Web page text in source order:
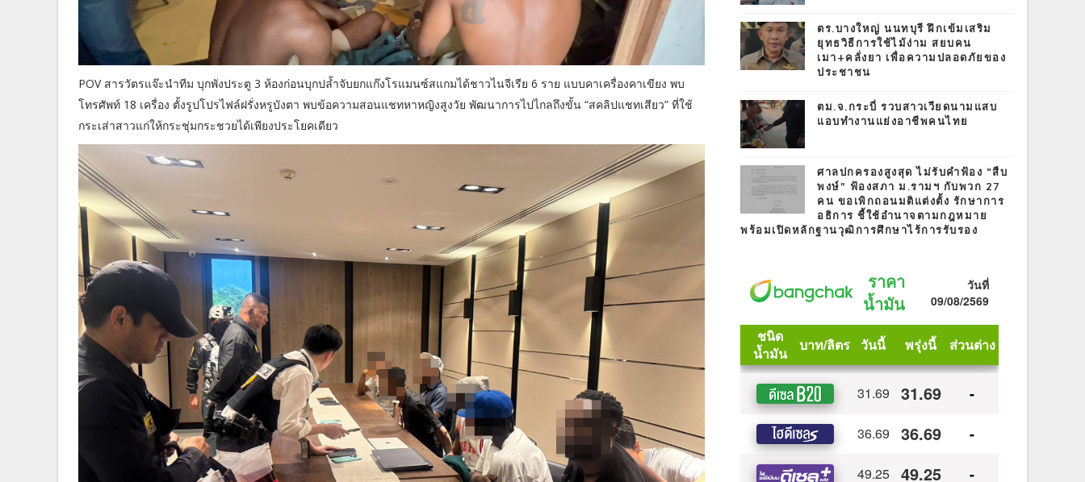
POV สารวัตรแจ๊ะนำทีม บุกพังประตู 3 ห้องก่อนบุกปล้ำจับยกแก๊งโรแมนซ์สแกมได้ชาวไนจีเรีย 6 ราย แบบคาเครื่องคาเขียง พบ
โทรศัพท์ 18 เครื่อง ตั้งรูปโปรไฟล์ฝรั่งหรูบังตา พบข้อความสอนแชทหาหญิงสูงวัย พัฒนาการไปไกลถึงขั้น “สคลิปแชทเสียว” ที่ใช้
กระเส่าสาวแก่ให้กระชุ่มกระชวยได้เพียงประโยคเดียว
ตร.บางใหญ่ นนทบุรี ฝึกเข้มเสริม
ยุทธวิธีการใช้ไม้ง่าม สยบคน
เมา+คลั่งยา เพื่อความปลอดภัยของ
ประชาชน
ตม.จ.กระบี่ รวบสาวเวียดนามแสบ
แอบทำงานแย่งอาชีพคนไทย
ศาลปกครองสูงสุด ไม่รับคำฟ้อง “สืบ
พงษ์” ฟ้องสภา ม.รามฯ กับพวก 27
คน ขอเพิกถอนมติแต่งตั้ง รักษาการ
อธิการ ชี้ใช้อำนาจตามกฎหมาย
พร้อมเปิดหลักฐานวุฒิการศึกษาไร้การรับรอง